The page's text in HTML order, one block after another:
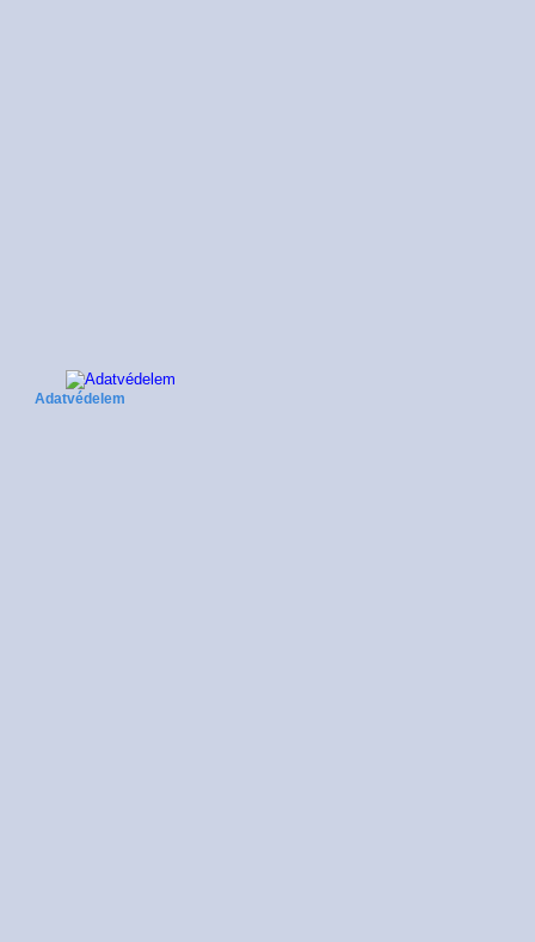
Adatvédelem